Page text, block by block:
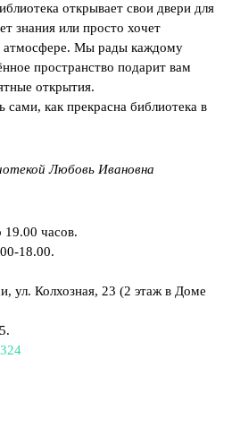
открывает свои двери для
знания или просто хочет
атмосфере. Мы рады каждому
пространство подарит вам
открытия.
как прекрасна библиотека в
Любовь Ивановна
часов.
18.00.
ул. Колхозная, 23 (2 этаж в Доме